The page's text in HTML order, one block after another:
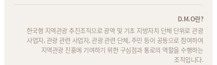
D.M.O란?
한국형 지역관광 추진조직으로 광역 및 기초 지방자치 단체 단위로 관광
사업자, 관광 관련 사업자, 관광 관련 단체, 주민 등이 공동으로 참여하여
지역관광 진흥에 기여하기 위한 구심점과 통로의 역할을 수행하는
조직입니다.